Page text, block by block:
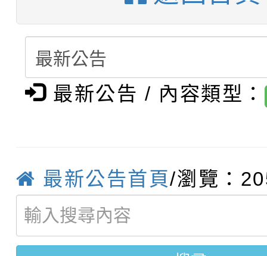
結果(第12招)
賽及師生本土語及新住
賽實施要點
轉知：「桃園市115學
比賽實施要點」
轉知：「115年金融知
動辦法」
轉知臺中市政府政風處
城市手牽手，綠能透明
轉知：「115學年度全
表
敬師藝文競賽』實施計
【甄選結果(第11招)】
學年度第1學期第7次代
結果(第11招)
【甄選結果(第3招)】
學年度第1學期第9次代
最新公告 / 內容類型：
最新公告首頁/瀏覽：